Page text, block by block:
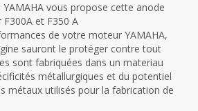
vous propose cette anode
et F350 A
de votre moteur YAMAHA,
sauront le protéger contre tout
sont fabriquées dans un materiau
métallurgiques et du potentiel
métaux utilisés pour la fabrication de